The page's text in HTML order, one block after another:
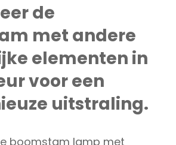
de
met andere
elementen in
voor een
uitstraling.
boomstam lamp met